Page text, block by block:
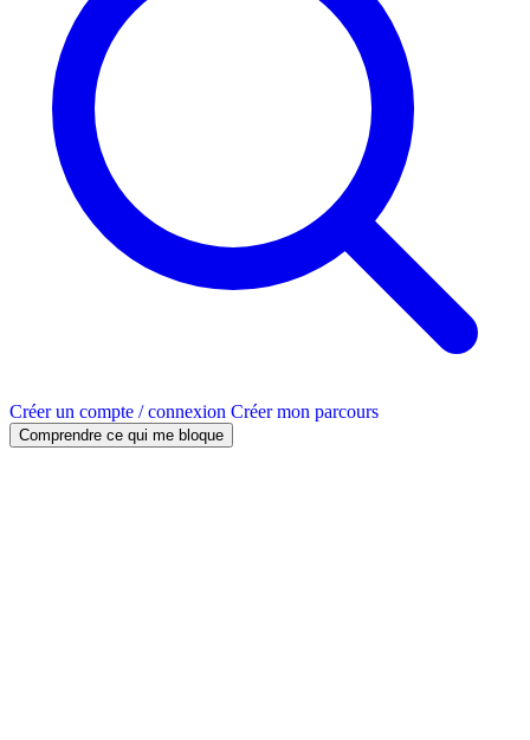
Créer un compte / connexion Créer mon parcours
Comprendre ce qui me bloque